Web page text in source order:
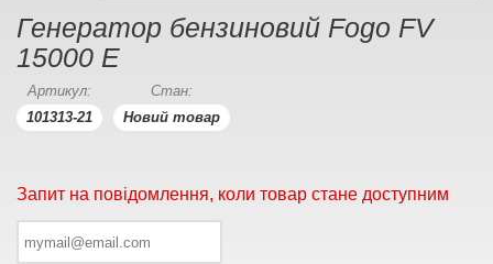
Генератор бензиновий Fogo FV
15000 E
Артикул:
101313-21
Стан:
Новий товар
Запит на повідомлення, коли товар стане доступним